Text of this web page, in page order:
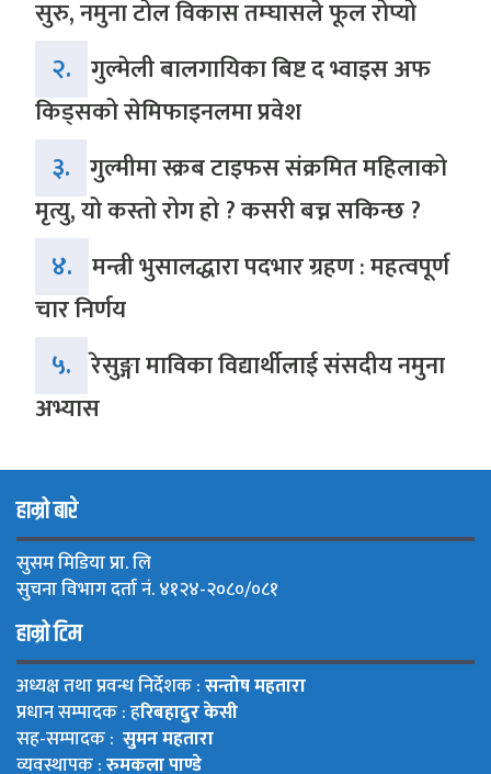
सुरु, नमुना टोल विकास तम्घासले फूल रोप्यो
२. गुल्मेली बालगायिका बिष्ट द भ्वाइस अफ
किड्सको सेमिफाइनलमा प्रवेश
३. गुल्मीमा स्क्रब टाइफस संक्रमित महिलाको
मृत्यु, यो कस्तो रोग हो ? कसरी बच्न सकिन्छ ?
४. मन्त्री भुसालद्धारा पदभार ग्रहण : महत्वपूर्ण
चार निर्णय
५. रेसुङ्गा माविका विद्यार्थीलाई संसदीय नमुना
अभ्यास
हाम्रो बारे
सुसम मिडिया प्रा. लि
सुचना विभाग दर्ता नं. ४१२४-२०८०/०८१
हाम्रो टिम
अध्यक्ष तथा प्रवन्ध निर्देशक :सन्तोष महतारा
प्रधान सम्पादक : हरिबहादुर केसी
सह-सम्पादक : सुमन महतारा
व्यवस्थापक :रुमकला पाण्डे